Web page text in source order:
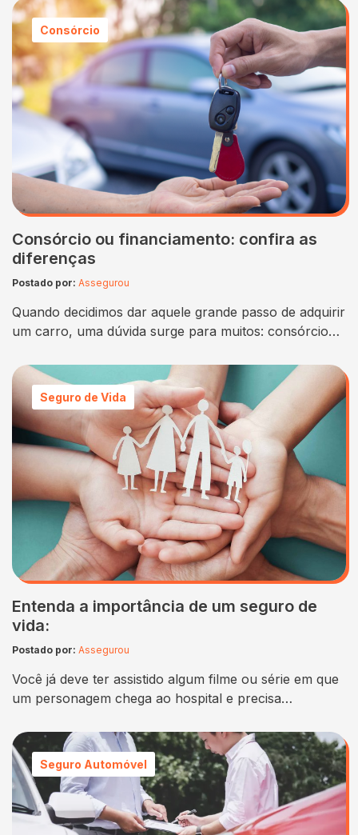
Consórcio
Consórcio ou financiamento: confira as
diferenças
Postado por: Assegurou
Quando decidimos dar aquele grande passo de adquirir
um carro, uma dúvida surge para muitos: consórcio
que se imagina e, na hora de escolher a melhor forma
de compra, muita gente fica na dúvida sobre qual
opção seguir. A verdade é que tanto o consórcio
quanto o…
Seguro de Vida
Entenda a importância de um seguro de
vida:
Postado por: Assegurou
Você já deve ter assistido algum filme ou série em que
um personagem chega ao hospital e precisa
dentre elas o número do seu seguro de vida. Talvez
você mesmo tenha se deparado com um formulário
parecido ao viajar para fora do país. São nesses
momentos que você…
Seguro Automóvel